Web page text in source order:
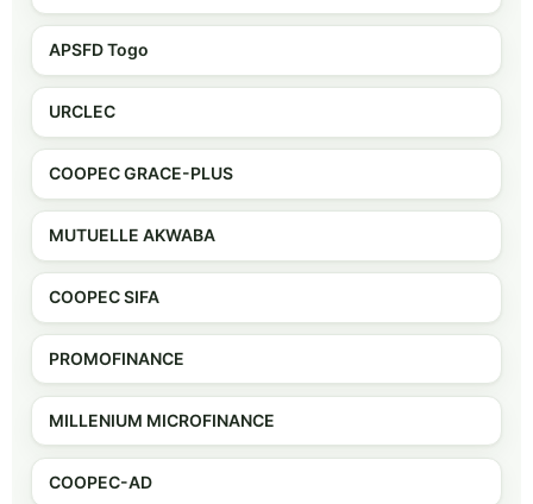
APSFD Togo
URCLEC
COOPEC GRACE-PLUS
MUTUELLE AKWABA
COOPEC SIFA
PROMOFINANCE
MILLENIUM MICROFINANCE
COOPEC-AD